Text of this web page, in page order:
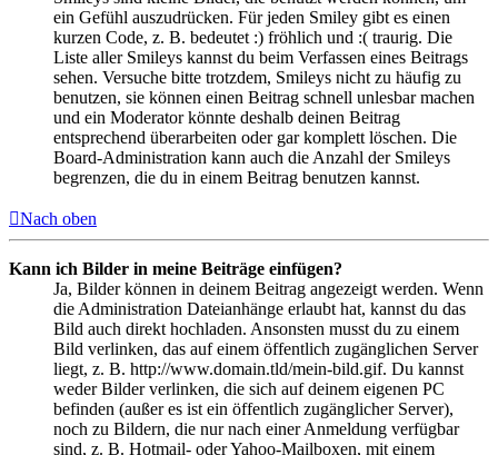
ein Gefühl auszudrücken. Für jeden Smiley gibt es einen
kurzen Code, z. B. bedeutet :) fröhlich und :( traurig. Die
Liste aller Smileys kannst du beim Verfassen eines Beitrags
sehen. Versuche bitte trotzdem, Smileys nicht zu häufig zu
benutzen, sie können einen Beitrag schnell unlesbar machen
und ein Moderator könnte deshalb deinen Beitrag
entsprechend überarbeiten oder gar komplett löschen. Die
Board-Administration kann auch die Anzahl der Smileys
begrenzen, die du in einem Beitrag benutzen kannst.
Nach oben
Kann ich Bilder in meine Beiträge einfügen?
Ja, Bilder können in deinem Beitrag angezeigt werden. Wenn
die Administration Dateianhänge erlaubt hat, kannst du das
Bild auch direkt hochladen. Ansonsten musst du zu einem
Bild verlinken, das auf einem öffentlich zugänglichen Server
liegt, z. B. http://www.domain.tld/mein-bild.gif. Du kannst
weder Bilder verlinken, die sich auf deinem eigenen PC
befinden (außer es ist ein öffentlich zugänglicher Server),
noch zu Bildern, die nur nach einer Anmeldung verfügbar
sind, z. B. Hotmail- oder Yahoo-Mailboxen, mit einem